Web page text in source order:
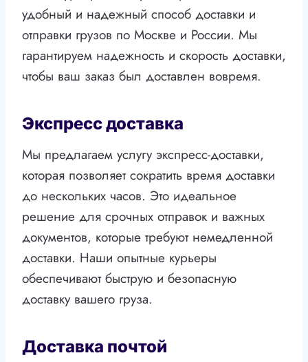
удобный и надежный способ доставки и
отправки грузов по Москве и России. Мы
гарантируем надежность и скорость доставки,
чтобы ваш заказ был доставлен вовремя.
Экспресс доставка
Мы предлагаем услугу экспресс-доставки,
которая позволяет сократить время доставки
до нескольких часов. Это идеальное
решение для срочных отправок и важных
документов, которые требуют немедленной
доставки. Наши опытные курьеры
обеспечивают быструю и безопасную
доставку вашего груза.
Доставка почтой